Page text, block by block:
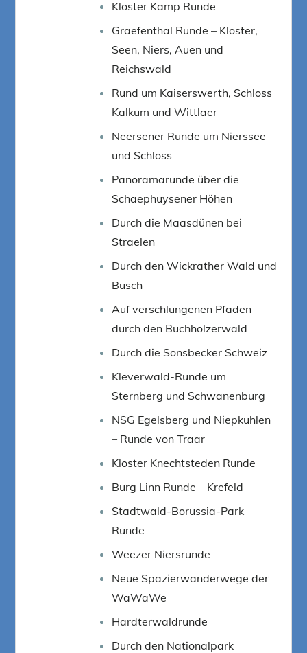
Kloster Kamp Runde
Graefenthal Runde – Kloster,
Seen, Niers, Auen und
Reichswald
Rund um Kaiserswerth, Schloss
Kalkum und Wittlaer
Neersener Runde um Nierssee
und Schloss
Panoramarunde über die
Schaephuysener Höhen
Durch die Maasdünen bei
Straelen
Durch den Wickrather Wald und
Busch
Auf verschlungenen Pfaden
durch den Buchholzerwald
Durch die Sonsbecker Schweiz
Kleverwald-Runde um
Sternberg und Schwanenburg
NSG Egelsberg und Niepkuhlen
– Runde von Traar
Kloster Knechtsteden Runde
Burg Linn Runde – Krefeld
Stadtwald-Borussia-Park
Runde
Weezer Niersrunde
Neue Spazierwanderwege der
WaWaWe
Hardterwaldrunde
Durch den Nationalpark